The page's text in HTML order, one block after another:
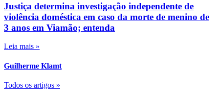
Justiça determina investigação independente de
violência doméstica em caso da morte de menino de
3 anos em Viamão; entenda
Leia mais »
Guilherme Klamt
Todos os artigos »